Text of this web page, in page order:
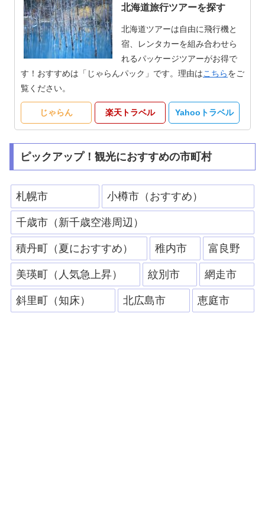
北海道旅行ツアーを探す
北海道ツアーは自由に飛行機と
宿、レンタカーを組み合わせら
れるパッケージツアーがお得で
す！おすすめは「じゃらんパック」です。理由はこちらをご
覧ください。
じゃらん 楽天トラベル Yahooトラベル
ピックアップ！観光におすすめの市町村
札幌市 小樽市（おすすめ）
千歳市（新千歳空港周辺）
積丹町（夏におすすめ） 稚内市 富良野
美瑛町（人気急上昇） 紋別市 網走市
斜里町（知床） 北広島市 恵庭市